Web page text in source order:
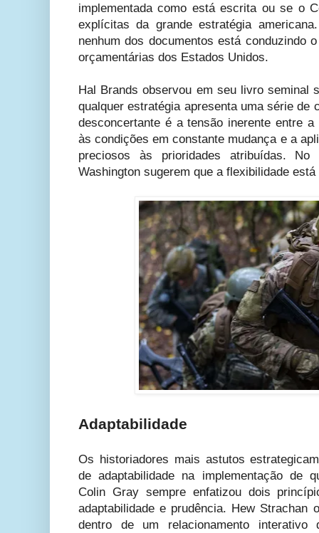
implementada como está escrita ou se o
explícitas da grande estratégia
nenhum dos documentos está conduzindo
orçamentárias dos Estados Unidos.
Hal Brands observou em seu livro seminal
qualquer estratégia apresenta uma série de
desconcertante é a tensão inerente entre a
às condições em constante mudança e a
preciosos às prioridades atribuídas.
Washington sugerem que a flexibilidade
Adaptabilidade
Os historiadores mais astutos
de adaptabilidade na implementação de
Colin Gray sempre enfatizou dois
adaptabilidade e prudência. Hew Strachan
dentro de um relacionamento